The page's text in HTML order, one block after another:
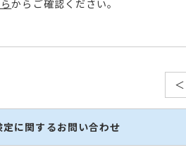
からご確認ください。
定に関するお問い合わせ